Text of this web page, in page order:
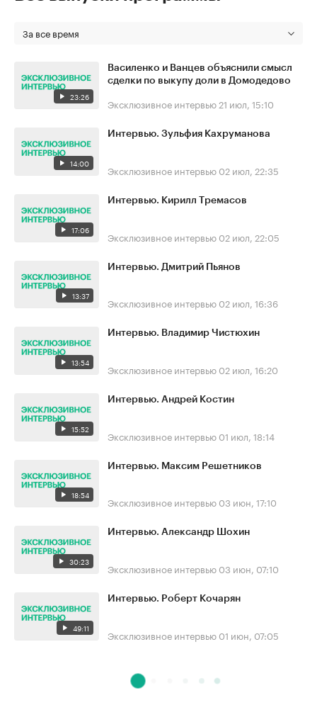
За все время
23:26
Василенко и Ванцев объяснили смысл
сделки по выкупу доли в Домодедово
Эксклюзивное интервью 21 июл, 15:10
14:00
Интервью. Зульфия Кахруманова
Эксклюзивное интервью 02 июл, 22:35
17:06
Интервью. Кирилл Тремасов
Эксклюзивное интервью 02 июл, 22:05
13:37
Интервью. Дмитрий Пьянов
Эксклюзивное интервью 02 июл, 16:36
13:54
Интервью. Владимир Чистюхин
Эксклюзивное интервью 02 июл, 16:20
15:52
Интервью. Андрей Костин
Эксклюзивное интервью 01 июл, 18:14
18:54
Интервью. Максим Решетников
Эксклюзивное интервью 03 июн, 17:10
30:23
Интервью. Александр Шохин
Эксклюзивное интервью 03 июн, 07:10
49:11
Интервью. Роберт Кочарян
Эксклюзивное интервью 01 июн, 07:05